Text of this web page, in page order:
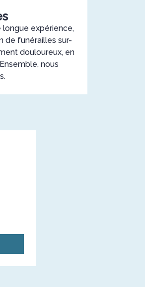
longue expérience,
de funérailles sur-
douloureux, en
nous